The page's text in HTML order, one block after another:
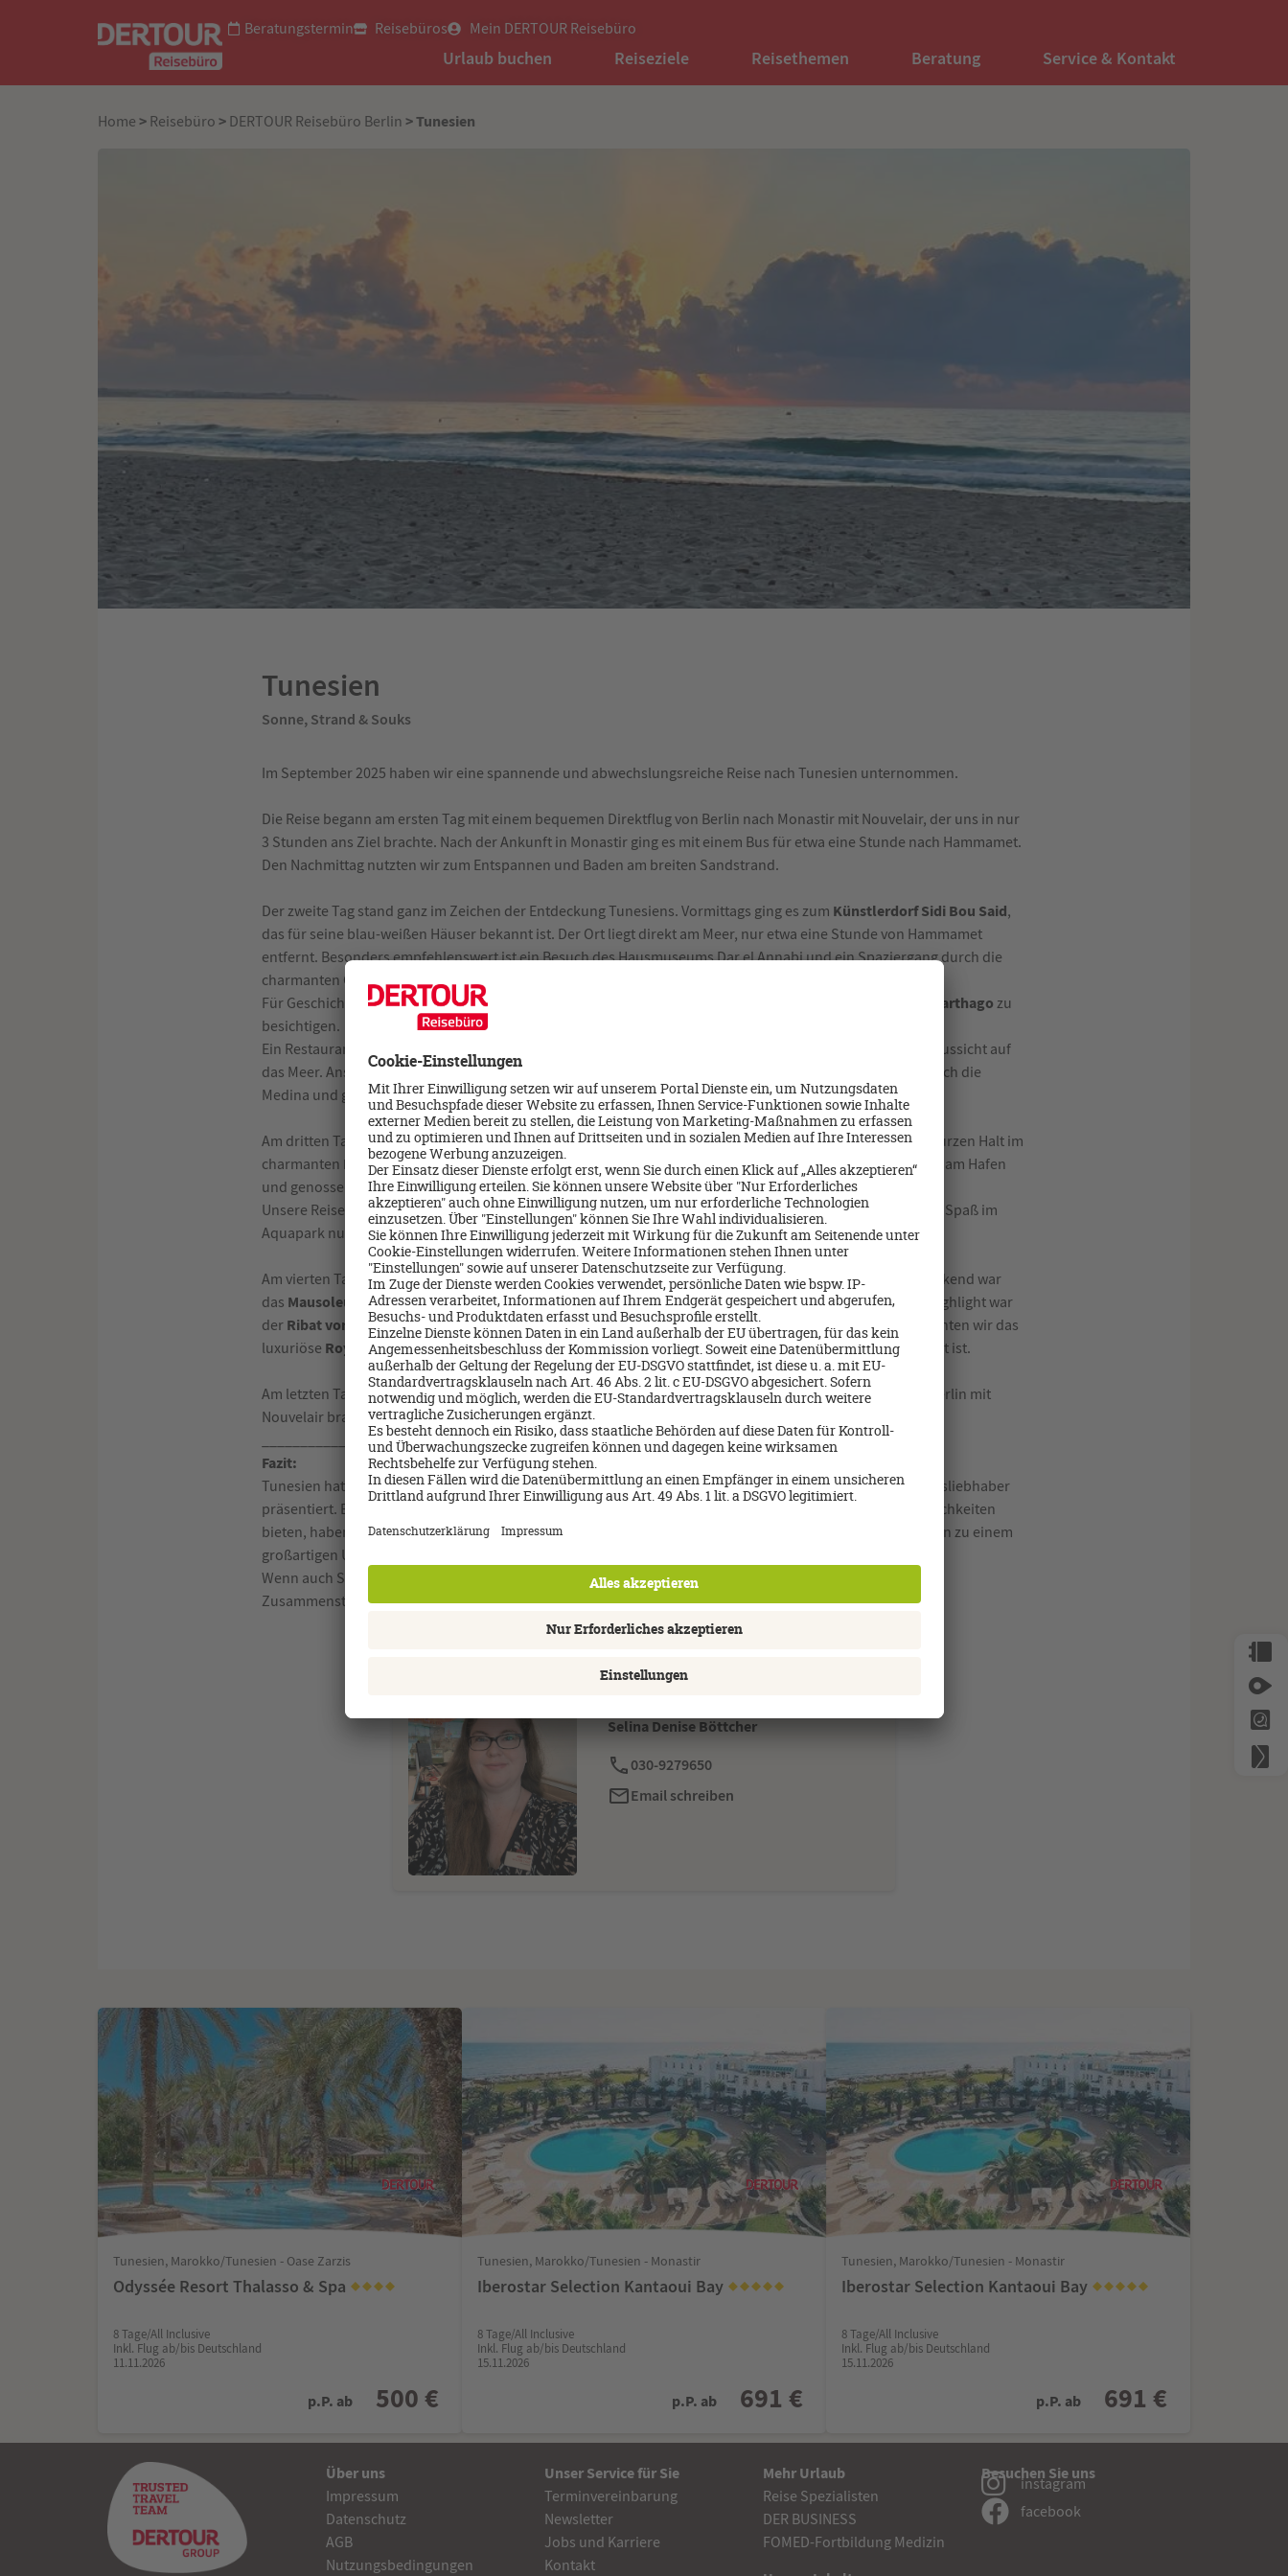
Beratungstermin Reisebüros Mein DERTOUR Reisebüro
Urlaub buchen Reiseziele Reisethemen Beratung Service & Kontakt
Home > Reisebüro > DERTOUR Reisebüro Berlin > Tunesien
Tunesien
Sonne, Strand & Souks
Im September 2025 haben wir eine spannende und abwechslungsreiche Reise nach Tunesien unternommen.
Die Reise begann am ersten Tag mit einem bequemen Direktflug von Berlin nach Monastir mit Nouvelair, der uns in nur
3 Stunden ans Ziel brachte. Nach der Ankunft in Monastir ging es mit einem Bus für etwa eine Stunde nach Hammamet.
Den Nachmittag nutzten wir zum Entspannen und Baden am breiten Sandstrand.
Der zweite Tag stand ganz im Zeichen der Entdeckung Tunesiens. Vormittags ging es zum Künstlerdorf Sidi Bou Said,
das für seine blau-weißen Häuser bekannt ist. Der Ort liegt direkt am Meer, nur etwa eine Stunde von Hammamet
entfernt. Besonders empfehlenswert ist ein Besuch des Hausmuseums Dar el Annabi und ein Spaziergang durch die
charmanten Gassen bis zum Aussichtspunkt, von dem aus man eine grandiose Sicht auf die Küste hat.
Für Geschichtsinteressierte gibt es in nur ein paar Fahrminuten von Sidi Bou Said die Ausgrabungen von
Karthago zu
besichtigen.
Ein Restauranttipp für das Mittagessen: „The Cliff“. Hier gab es exzellentes Essen mit einer spektakulären Aussicht auf
das Meer. Anschließend erkundeten wir die Altstadt von
, spazierten zum Fort, bummelten durch die
Medina und genossen einen traditionellen tunesischen Tee im Café bei den Meerjungfrauen.
Am dritten Tag fuhren wir weiter in die Region rund umSousse. Auf dem Weg dorthin machten wir einen kurzen Halt im
charmanten Hafenort Port El Kantaoui. Hier spazierten wir am Sandstrand, bestaunten die vielen Yachten am Hafen
und genossen den Blick auf das Meer.
Unsere Reise führte uns weiter nachMonastir, wo wir den Nachmittag wieder zum Entspannen, Baden und Spaß im
Aquapark nutzten.
Am vierten Tag unternahmen wir einen Spaziergang durch die Altstadt von Monastir. Besonders beeindruckend war
das Mausoleum von Habib Bourguiba, in dem der erste Präsident Tunesiens beigesetzt ist. Ein weiteres Highlight war
der Ribat von Monastir, der als Kulisse für den Film „Life of Brian“ diente. Zum Abschluss des Tages besuchten wir das
luxuriöse Royal Thalassa Monastir, welches besonders für sein großes und schönes Thalasso-Spa bekannt ist.
Am letzten Tag der Reise hieß es leider schon wieder Abschied nehmen. Der Rückflug von Monastir nach Berlin mit
Nouvelair brachte uns nach insgesamt 5 erlebnisreichen Tagen wieder zurück in die Heimat.
________________________________________
Fazit:
Tunesien hat sich als abwechslungsreiches Reiseziel für Sonnenhungrige, Kulturinteressierte und Wellnessliebhaber
präsentiert. Besonders die weitläufigen Hotelanlagen, die Entspannung und auch zahlreiche Freizeitmöglichkeiten
bieten, haben uns beeindruckt. Die Kombination aus Kultur, Natur und luxuriösem Komfort macht Tunesien zu einem
großartigen Urlaubsziel.
Wenn auch Sie Tunesien entdecken möchten, stehe ich Ihnen gerne für eine ausführliche Beratung und
Zusammenstellung Ihrer Traumreise zur Verfügung.
Über mich
Selina Denise Böttcher
030-9279650
Email schreiben
Tunesien, Marokko/Tunesien - Oase Zarzis
Odyssée Resort Thalasso & Spa
8 Tage/All Inclusive
Inkl. Flug ab/bis Deutschland
11.11.2026
p.P. ab 500 €
Tunesien, Marokko/Tunesien - Monastir
Iberostar Selection Kantaoui Bay
8 Tage/All Inclusive
Inkl. Flug ab/bis Deutschland
15.11.2026
p.P. ab 691 €
Tunesien, Marokko/Tunesien - Monastir
Iberostar Selection Kantaoui Bay
8 Tage/All Inclusive
Inkl. Flug ab/bis Deutschland
15.11.2026
p.P. ab 691 €
Über uns
Impressum
Datenschutz
AGB
Nutzungsbedingungen
Unser Service für Sie
Terminvereinbarung
Newsletter
Jobs und Karriere
Kontakt
Mehr Urlaub
Reise Spezialisten
DER BUSINESS
FOMED-Fortbildung Medizin
Besuchen Sie uns
instagram
facebook